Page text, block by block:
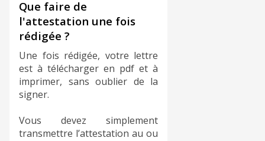
Que faire de
l'attestation une fois
rédigée ?
Une fois rédigée, votre lettre
est à télécharger en pdf et à
imprimer, sans oublier de la
signer.
Vous devez simplement
transmettre l’attestation au ou